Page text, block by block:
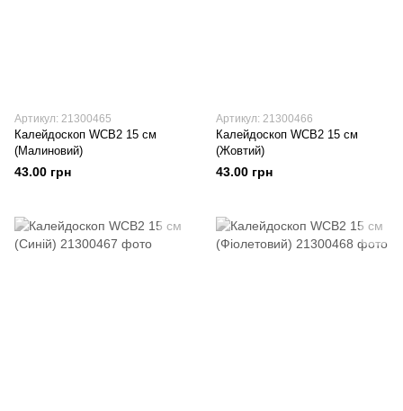
Артикул: 21300465
Калейдоскоп WCB2 15 см
(Малиновий)
43.00 грн
Артикул: 21300466
Калейдоскоп WCB2 15 см
(Жовтий)
43.00 грн